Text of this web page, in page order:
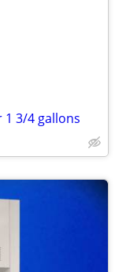
1 3/4 gallons